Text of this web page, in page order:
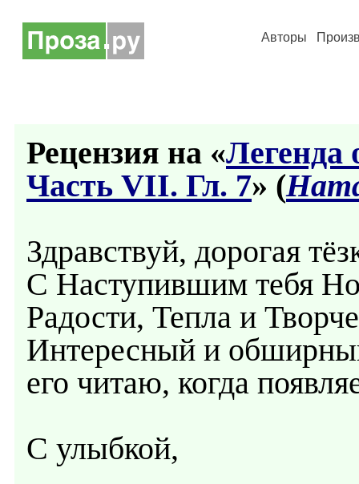
Авторы
Рецензия на «Легенда
Часть VII. Гл. 7» (
Здравствуй, дорогая
С Наступившим тебя
Радости, Тепла и
Интересный и
его читаю, когда
С улыбкой,